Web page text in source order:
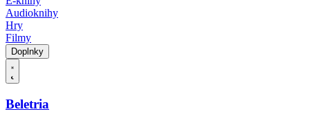
Audioknihy
Hry
Filmy
Doplnky
Beletria